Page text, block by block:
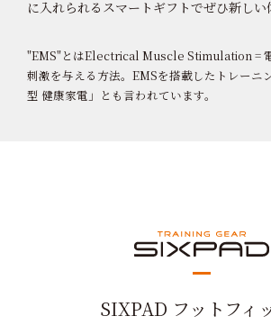
に入れられるスマートギフトでぜひ新しい
"EMS"とはElectrical Muscle Stimulation =
刺激を与える方法。 EMSを搭載したトレーニ
型 健康家電」とも言われています。
SIXPAD フットフィ